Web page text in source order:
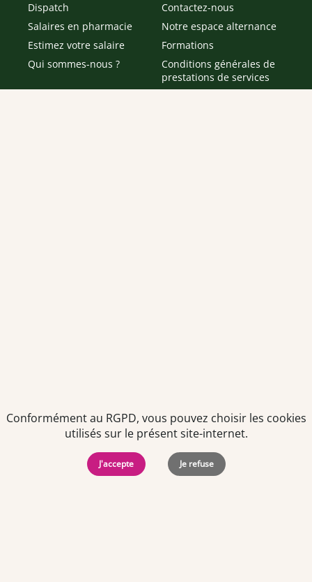
Dispatch
Salaires en pharmacie
Estimez votre salaire
Qui sommes-nous ?
Contactez-nous
Notre espace alternance
Formations
Conditions générales de
prestations de services
protection des
Copyright © 2026. Team
Officine. Tous droits
Conformément au RGPD, vous pouvez choisir les cookies
utilisés sur le présent site-internet.
J'accepte Je refuse